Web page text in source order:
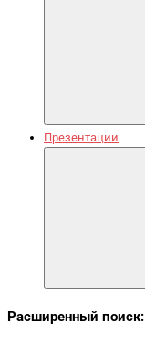
Презентации
Расширенный поиск: